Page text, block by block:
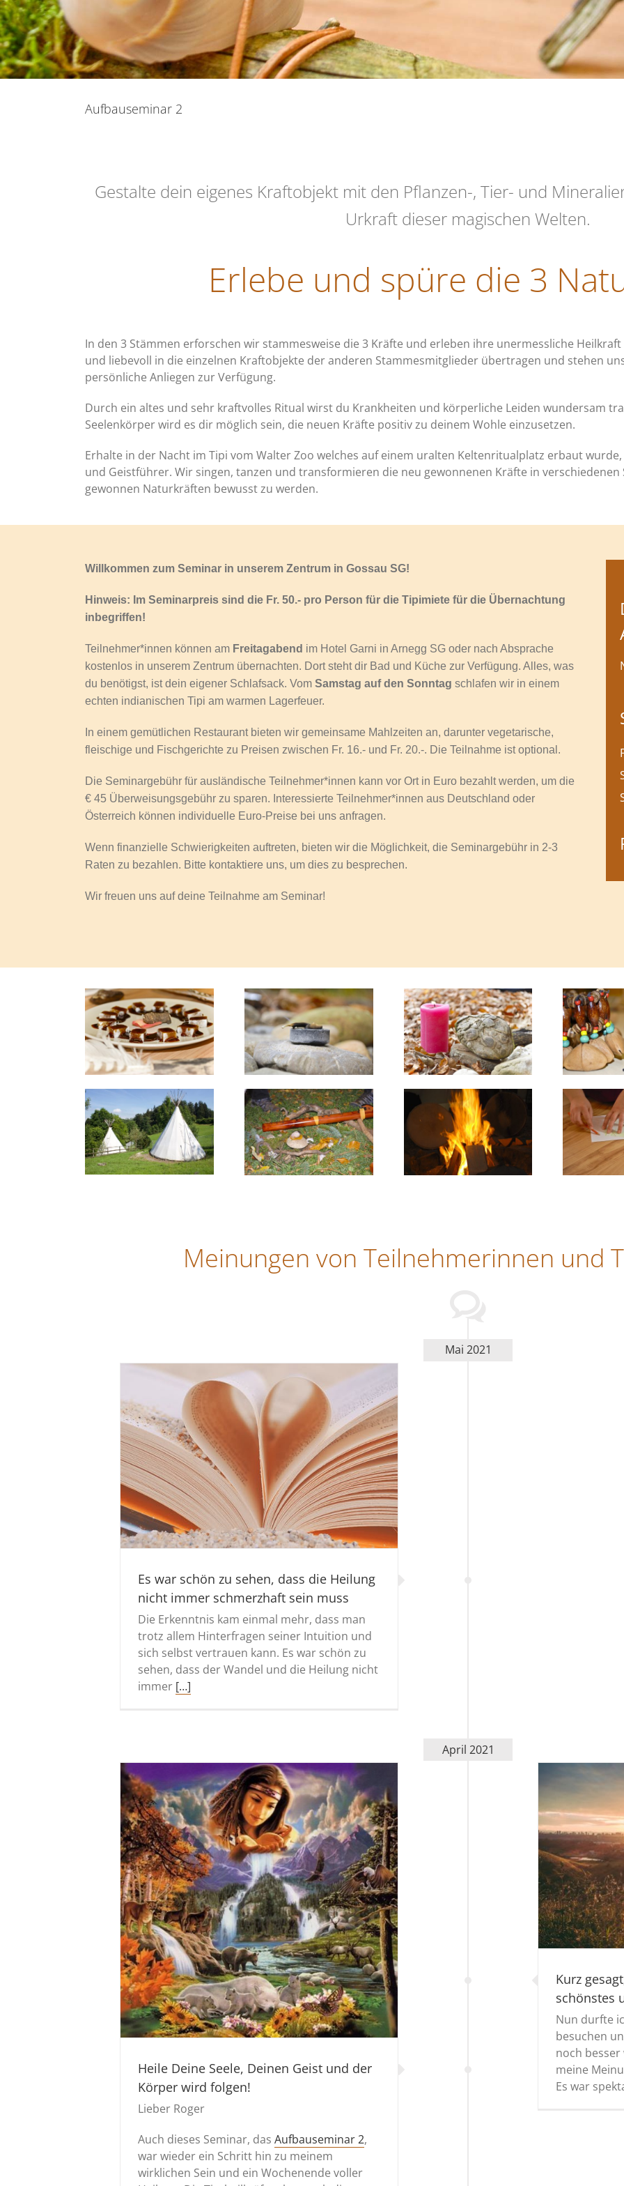
Aufbauseminar 2
Gestalte dein eigenes Kraftobjekt mit den Pflanzen-, Tier- und
Urkraft dieser magischen Welten.
Erlebe und spüre die 3
In den 3 Stämmen erforschen wir stammesweise die 3 Kräfte und erleben ihre unermessliche
und liebevoll in die einzelnen Kraftobjekte der anderen Stammesmitglieder übertragen und stehen
persönliche Anliegen zur Verfügung.
Durch ein altes und sehr kraftvolles Ritual wirst du Krankheiten und körperliche Leiden wundersam
Seelenkörper wird es dir möglich sein, die neuen Kräfte positiv zu deinem Wohle einzusetzen.
Erhalte in der Nacht im Tipi vom Walter Zoo welches auf einem uralten Keltenritualplatz erbaut
und Geistführer. Wir singen, tanzen und transformieren die neu gewonnenen Kräfte in verschiedenen
gewonnen Naturkräften bewusst zu werden.
Willkommen zum Seminar in unserem Zentrum in Gossau SG!
Hinweis: Im Seminarpreis sind die Fr. 50.- pro Person für die Tipimiete für die Übernachtung
inbegriffen!
Teilnehmer*innen können am Freitagabend im Hotel Garni in Arnegg SG oder nach Absprache
kostenlos in unserem Zentrum übernachten. Dort steht dir Bad und Küche zur Verfügung. Alles, was
du benötigst, ist dein eigener Schlafsack. Vom Samstag auf den Sonntag schlafen wir in einem
echten indianischen Tipi am warmen Lagerfeuer.
In einem gemütlichen Restaurant bieten wir gemeinsame Mahlzeiten an, darunter vegetarische,
fleischige und Fischgerichte zu Preisen zwischen Fr. 16.- und Fr. 20.-. Die Teilnahme ist optional.
Die Seminargebühr für ausländische Teilnehmer*innen kann vor Ort in Euro bezahlt werden, um die
€ 45 Überweisungsgebühr zu sparen. Interessierte Teilnehmer*innen aus Deutschland oder
Österreich können individuelle Euro-Preise bei uns anfragen.
Wenn finanzielle Schwierigkeiten auftreten, bieten wir die Möglichkeit, die Seminargebühr in 2-3
Raten zu bezahlen. Bitte kontaktiere uns, um dies zu besprechen.
Wir freuen uns auf deine Teilnahme am Seminar!
Meinungen von Teilnehmerinnen und
Mai 2021
Es war schön zu sehen, dass die Heilung
nicht immer schmerzhaft sein muss
Die Erkenntnis kam einmal mehr, dass man
trotz allem Hinterfragen seiner Intuition und
sich selbst vertrauen kann. Es war schön zu
sehen, dass der Wandel und die Heilung nicht
immer […]
April 2021
Kurz
schönstes
Nun durfte
besuchen
noch
meine
Es war
Heile Deine Seele, Deinen Geist und der
Körper wird folgen!
Lieber Roger
Auch dieses Seminar, das Aufbauseminar 2,
war wieder ein Schritt hin zu meinem
wirklichen Sein und ein Wochenende voller